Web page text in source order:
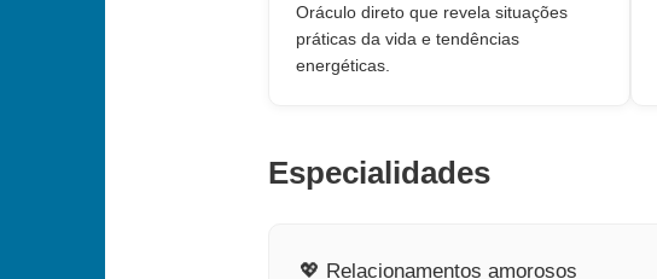
Oráculo direto que revela situações
práticas da vida e tendências
energéticas.
Especialidades
💖 Relacionamentos amorosos